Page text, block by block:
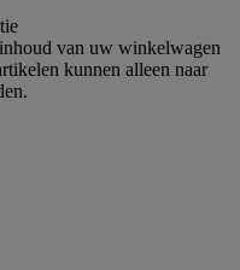
van uw winkelwagen
kunnen alleen naar